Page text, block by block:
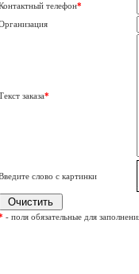
телефон*
заказа*
слово с картинки
- поля обязательные для